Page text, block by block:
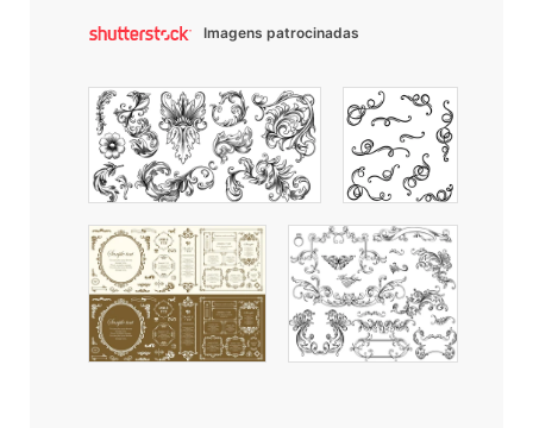
Imagens patrocinadas